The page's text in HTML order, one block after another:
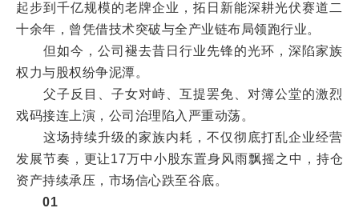
起步到千亿规模的老牌企业，拓日新能深耕光伏赛道二
十余年，曾凭借技术突破与全产业链布局领跑行业。
但如今，公司褪去昔日行业先锋的光环，深陷家族
权力与股权纷争泥潭。
父子反目、子女对峙、互提罢免、对簿公堂的激烈
戏码接连上演，公司治理陷入严重动荡。
这场持续升级的家族内耗，不仅彻底打乱企业经营
发展节奏，更让17万中小股东置身风雨飘摇之中，持仓
资产持续承压，市场信心跌至谷底。
01